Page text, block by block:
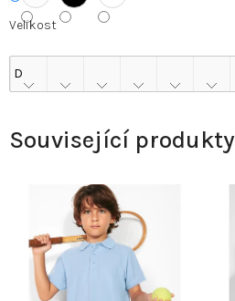
Velikost
Související produkty